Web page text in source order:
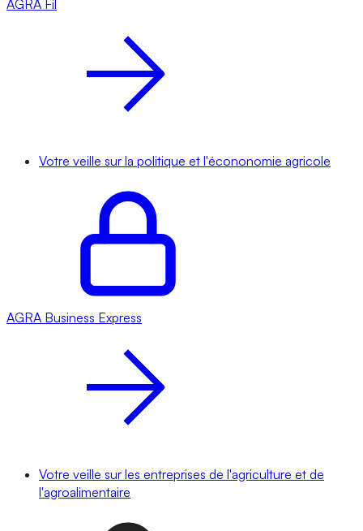
AGRA Fil
Votre veille sur la politique et l'écononomie agricole
AGRA Business Express
Votre veille sur les entreprises de l'agriculture et de
l'agroalimentaire